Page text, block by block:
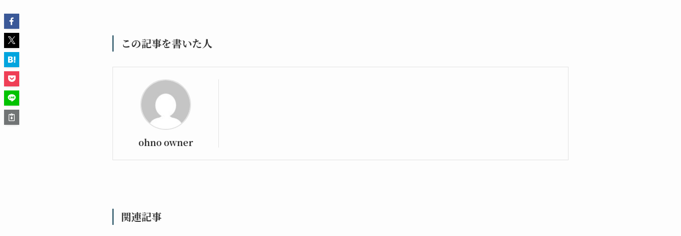
この記事を書いた人
ohno owner
関連記事